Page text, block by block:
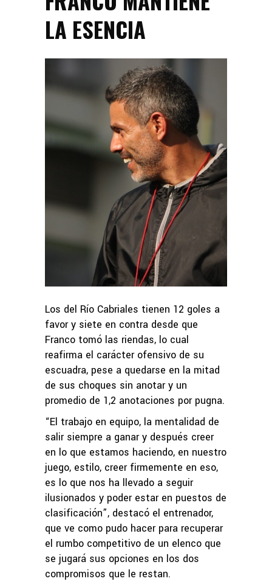
LA ESENCIA
Los del Río Cabriales tienen 12 goles a
favor y siete en contra desde que
Franco tomó las riendas, lo cual
reafirma el carácter ofensivo de su
escuadra, pese a quedarse en la mitad
de sus choques sin anotar y un
promedio de 1,2 anotaciones por pugna.
“El trabajo en equipo, la mentalidad de
salir siempre a ganar y después creer
en lo que estamos haciendo, en nuestro
juego, estilo, creer firmemente en eso,
es lo que nos ha llevado a seguir
ilusionados y poder estar en puestos de
clasificación”, destacó el entrenador,
que ve como pudo hacer para recuperar
el rumbo competitivo de un elenco que
se jugará sus opciones en los dos
compromisos que le restan.